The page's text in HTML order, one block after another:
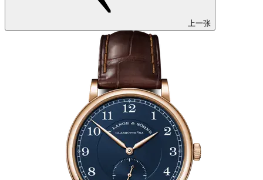
上一张